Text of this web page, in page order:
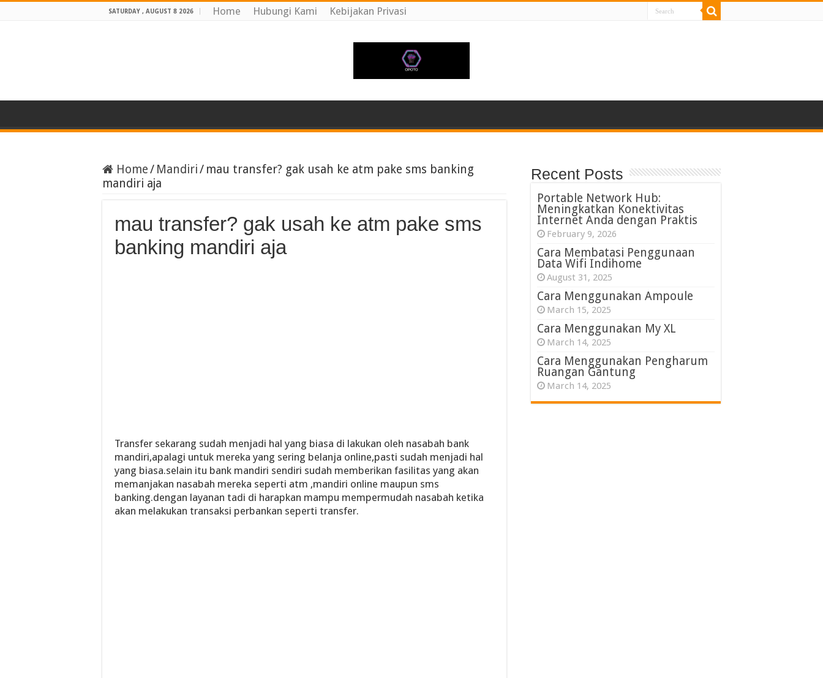
SATURDAY , AUGUST 8 2026 Home Hubungi Kami Kebijakan Privasi
Home/ Mandiri/ mau transfer? gak usah ke atm pake sms banking
mandiri aja
mau transfer? gak usah ke atm pake sms
banking mandiri aja
Transfer sekarang sudah menjadi hal yang biasa di lakukan oleh nasabah bank
mandiri,apalagi untuk mereka yang sering belanja online,pasti sudah menjadi hal
yang biasa.selain itu bank mandiri sendiri sudah memberikan fasilitas yang akan
memanjakan nasabah mereka seperti atm ,mandiri online maupun sms
banking.dengan layanan tadi di harapkan mampu mempermudah nasabah ketika
akan melakukan transaksi perbankan seperti transfer.
Recent Posts
Portable Network Hub:
Meningkatkan Konektivitas
Internet Anda dengan Praktis
February 9, 2026
Cara Membatasi Penggunaan
Data Wifi Indihome
August 31, 2025
Cara Menggunakan Ampoule
March 15, 2025
Cara Menggunakan My XL
March 14, 2025
Cara Menggunakan Pengharum
Ruangan Gantung
March 14, 2025